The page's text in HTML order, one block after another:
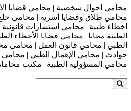
محامي احوال شخصية | محامي قضايا
محامي طلاق وقضايا أسرية | محامي
اخطاء طبية | محامي استشارات
الطبية مجانا | محامي قضايا الأخطاء
الطبي | محامي قانون العمل | محامي
حوادث | محامي الإهمال الطبي | محامي
محامي المسؤولية الطبية | مكتب